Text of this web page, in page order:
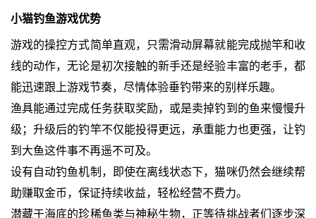
小猫钓鱼游戏优势
游戏的操控方式简单直观，只需滑动屏幕就能完成抛竿和收
线的动作，无论是初次接触的新手还是经验丰富的老手，都
能迅速跟上游戏节奏，尽情体验垂钓带来的别样乐趣。
渔具能通过完成任务获取奖励，或是卖掉钓到的鱼来慢慢升
级；升级后的钓竿不仅能投得更远，承重能力也更强，让钓
到大鱼这件事不再遥不可及。
设有自动钓鱼机制，即使在离线状态下，猫咪仍然会继续帮
助赚取金币，保证持续收益，轻松经营不费力。
潜藏于海底的珍稀鱼类与神秘生物，正等待挑战者们逐步深